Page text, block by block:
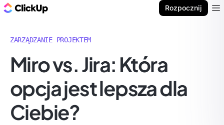
Rozpocznij
ZARZĄDZANIE PROJEKTEM
Miro vs. Jira: Która
opcja jest lepsza dla
Ciebie?